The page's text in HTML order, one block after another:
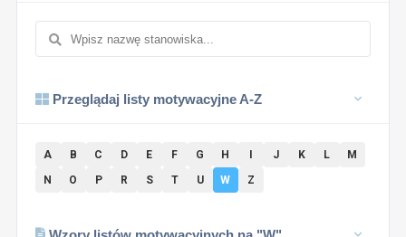
Przeglądaj listy motywacyjne A-Z
A B C D E F G H J K L
M
N
O P R S T U W Z